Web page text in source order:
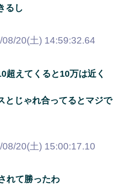
るし
08/20(土) 14:59:32.64
超えてくると10万は近く
とじゃれ合ってるとマジで
08/20(土) 15:00:17.10
れて勝ったわ